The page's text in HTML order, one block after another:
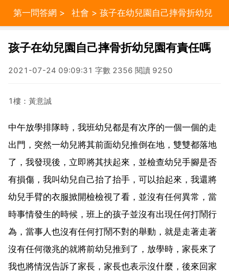
第一問答網 > 社會 > 孩子在幼兒園自己摔骨折幼兒
園有責任嗎
孩子在幼兒園自己摔骨折幼兒園有責任嗎
2021-07-24 09:09:31 字數 2356 閱讀 9250
1樓：黃意誠
中午放學排隊時，我班幼兒都是有次序的一個一個的走
出門，突然一幼兒將其前面幼兒推倒在地，雙雙都落地
了，我發現後，立即將其扶起來，並檢查幼兒手腳是否
有損傷，我叫幼兒自己抬了抬手，可以抬起來，我還將
幼兒手臂的衣服掀開檢檢視了看，並沒有任何異常，當
時事情發生的時候，班上的孩子並沒有出現任何打鬧行
為，當事人也沒有任何打鬧不對的舉動，就是走著走著
沒有任何徵兆的就將前幼兒推到了，放學時，家長來了
我也將情況告訴了家長，家長也表示沒什麼，後來回家